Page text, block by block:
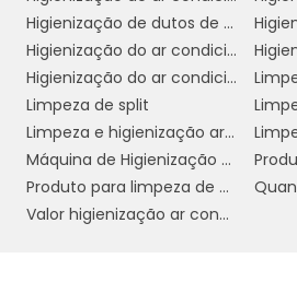
condensador:O
crítica do sistema de ar
se há acúmulo de sujeira ou
o cuidadosamente para
funcione de maneira
Teste do sistema:
sistema de ar condicionado
está operando corretamente
Higienização de dutos de ar condicionado
Higienização do ar condicionado automotivo
Higienização do ar condicionado preço
Limpeza de split
Limpeza e higienização ar condicionado
Máquina de Higienização de ar condicionado automotivo
Produto para limpeza de ar condicionado residencial
Valor higienização ar condicionado